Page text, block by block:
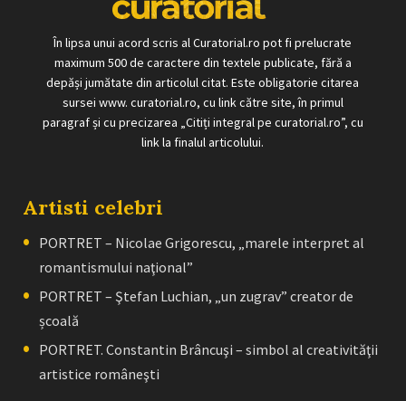
În lipsa unui acord scris al Curatorial.ro pot fi prelucrate
maximum 500 de caractere din textele publicate, fără a
depăși jumătate din articolul citat. Este obligatorie citarea
sursei www. curatorial.ro, cu link către site, în primul
paragraf și cu precizarea „Citiți integral pe curatorial.ro”, cu
link la finalul articolului.
Artisti celebri
PORTRET – Nicolae Grigorescu, „marele interpret al
romantismului naţional”
PORTRET – Ştefan Luchian, „un zugrav” creator de
școală
PORTRET. Constantin Brâncuşi – simbol al creativităţii
artistice româneşti